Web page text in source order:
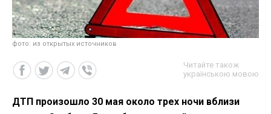
фото: из открытых источников
Читайте також
українською мовою
ДТП произошло 30 мая около трех ночи вблизи